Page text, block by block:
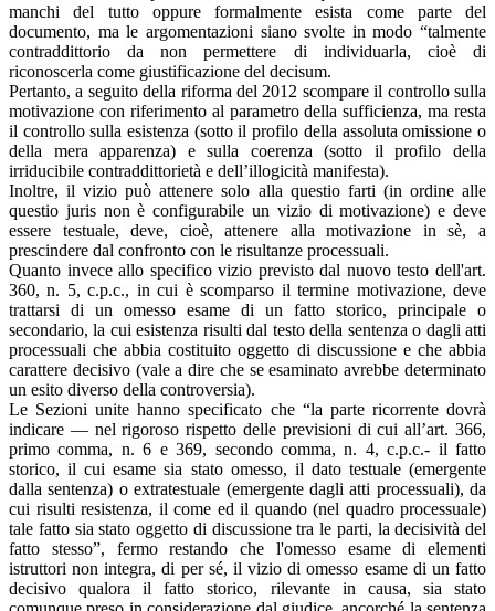
manchi del tutto oppure formalmente esista come parte del
documento, ma le argomentazioni siano svolte in modo “talmente
contraddittorio da non permettere di individuarla, cioè di
riconoscerla come giustificazione del decisum.
Pertanto, a seguito della riforma del 2012 scompare il controllo sulla
motivazione con riferimento al parametro della sufficienza, ma resta
il controllo sulla esistenza (sotto il profilo della assoluta omissione o
della mera apparenza) e sulla coerenza (sotto il profilo della
irriducibile contraddittorietà e dell’illogicità manifesta).
Inoltre, il vizio può attenere solo alla questio farti (in ordine alle
questio juris non è configurabile un vizio di motivazione) e deve
essere testuale, deve, cioè, attenere alla motivazione in sè, a
prescindere dal confronto con le risultanze processuali.
Quanto invece allo specifico vizio previsto dal nuovo testo dell'art.
360, n. 5, c.p.c., in cui è scomparso il termine motivazione, deve
trattarsi di un omesso esame di un fatto storico, principale o
secondario, la cui esistenza risulti dal testo della sentenza o dagli atti
processuali che abbia costituito oggetto di discussione e che abbia
carattere decisivo (vale a dire che se esaminato avrebbe determinato
un esito diverso della controversia).
Le Sezioni unite hanno specificato che “la parte ricorrente dovrà
indicare — nel rigoroso rispetto delle previsioni di cui all’art. 366,
primo comma, n. 6 e 369, secondo comma, n. 4, c.p.c.- il fatto
storico, il cui esame sia stato omesso, il dato testuale (emergente
dalla sentenza) o extratestuale (emergente dagli atti processuali), da
cui risulti resistenza, il come ed il quando (nel quadro processuale)
tale fatto sia stato oggetto di discussione tra le parti, la decisività del
fatto stesso”, fermo restando che l'omesso esame di elementi
istruttori non integra, di per sé, il vizio di omesso esame di un fatto
decisivo qualora il fatto storico, rilevante in causa, sia stato